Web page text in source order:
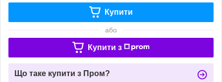
Купити
або
Купити з
Що таке купити з Пром?